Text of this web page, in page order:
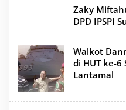
e
i
d
Zaky
DPD IPSPI
Walkot
di HUT ke-6
Lantamal